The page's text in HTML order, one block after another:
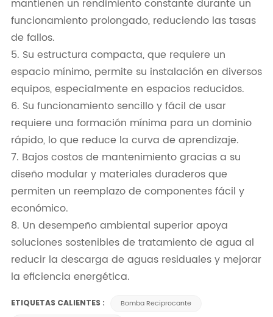
mantienen un rendimiento constante durante un
funcionamiento prolongado, reduciendo las tasas
de fallos.
5. Su estructura compacta, que requiere un
espacio mínimo, permite su instalación en diversos
equipos, especialmente en espacios reducidos.
6. Su funcionamiento sencillo y fácil de usar
requiere una formación mínima para un dominio
rápido, lo que reduce la curva de aprendizaje.
7. Bajos costos de mantenimiento gracias a su
diseño modular y materiales duraderos que
permiten un reemplazo de componentes fácil y
económico.
8. Un desempeño ambiental superior apoya
soluciones sostenibles de tratamiento de agua al
reducir la descarga de aguas residuales y mejorar
la eficiencia energética.
ETIQUETAS CALIENTES :
Bomba Reciprocante